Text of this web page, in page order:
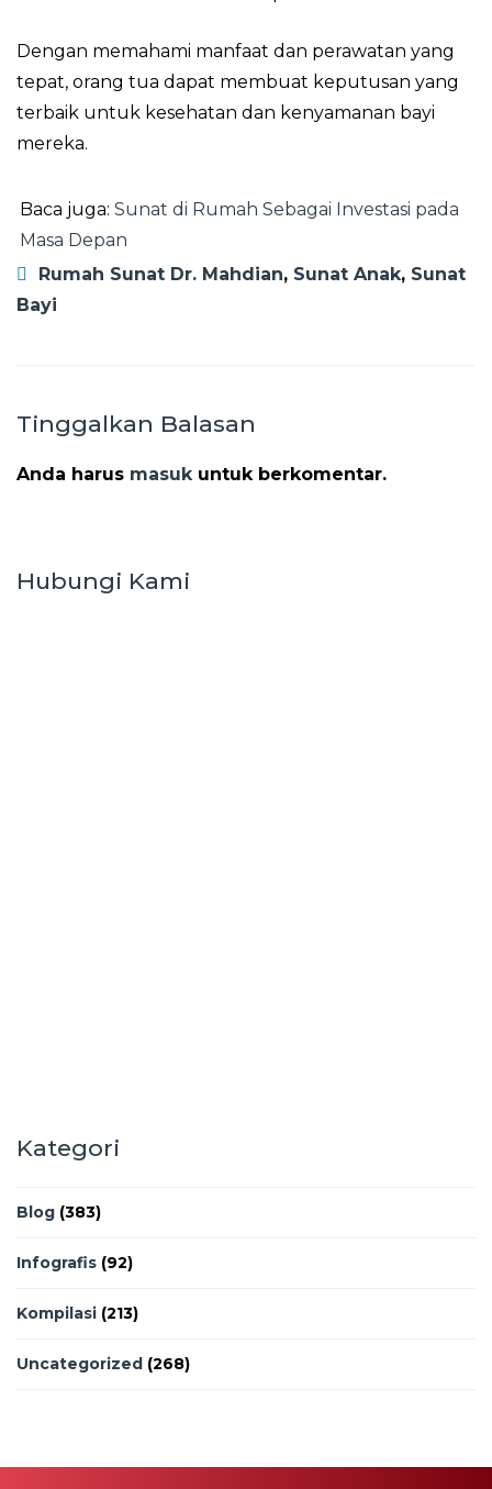
Dengan memahami manfaat dan perawatan yang
tepat, orang tua dapat membuat keputusan yang
terbaik untuk kesehatan dan kenyamanan bayi
mereka.
Baca juga: Sunat di Rumah Sebagai Investasi pada
Masa Depan
Rumah Sunat Dr. Mahdian, Sunat Anak, Sunat
Bayi
Tinggalkan Balasan
Anda harus masuk untuk berkomentar.
Hubungi Kami
Kategori
Blog (383)
Infografis (92)
Kompilasi (213)
Uncategorized (268)